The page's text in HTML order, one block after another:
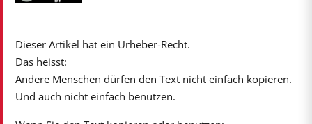
Dieser Artikel hat ein Urheber-Recht.
Das heisst:
Andere Menschen dürfen den Text nicht einfach kopieren.
Und auch nicht einfach benutzen.